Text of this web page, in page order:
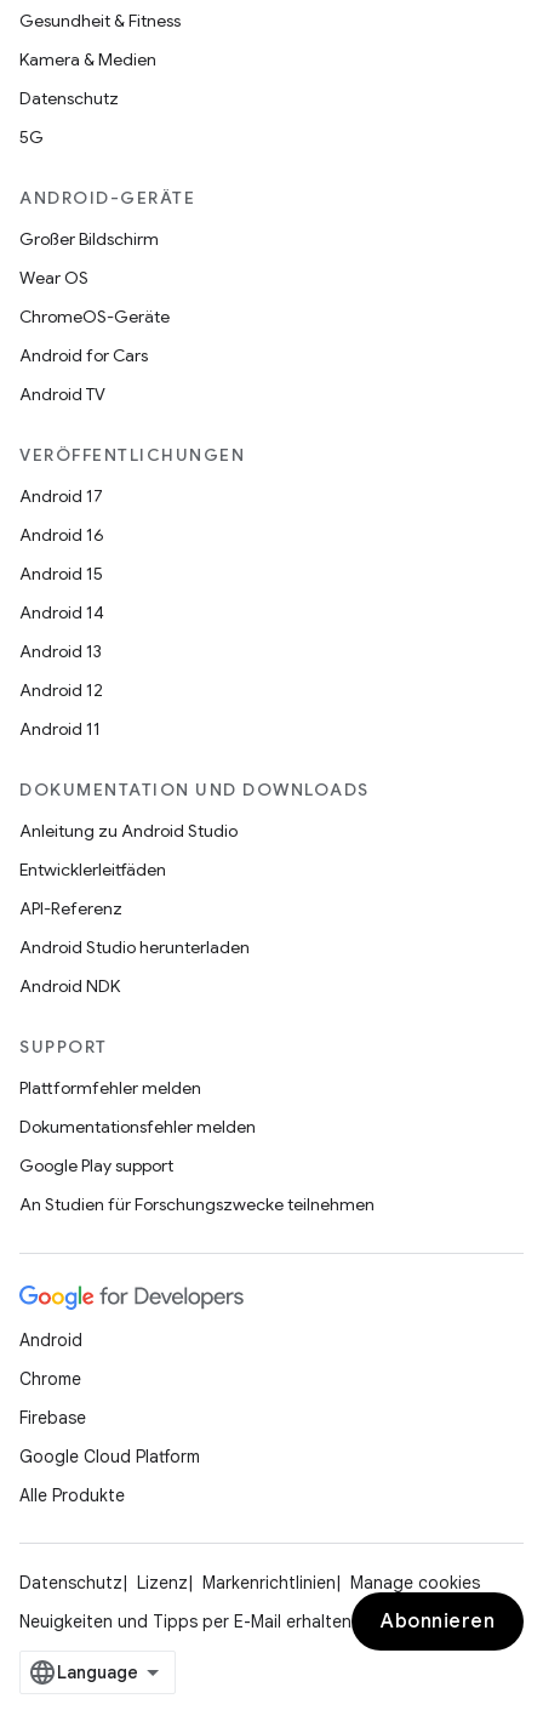
Gesundheit & Fitness
Kamera & Medien
Datenschutz
5G
ANDROID-GERÄTE
Großer Bildschirm
Wear OS
ChromeOS-Geräte
Android for Cars
Android TV
VERÖFFENTLICHUNGEN
Android 17
Android 16
Android 15
Android 14
Android 13
Android 12
Android 11
DOKUMENTATION UND DOWNLOADS
Anleitung zu Android Studio
Entwicklerleitfäden
API-Referenz
Android Studio herunterladen
Android NDK
SUPPORT
Plattformfehler melden
Dokumentationsfehler melden
Google Play support
An Studien für Forschungszwecke teilnehmen
Android
Chrome
Firebase
Google Cloud Platform
Alle Produkte
Datenschutz Lizenz Markenrichtlinien
Manage cookies
Neuigkeiten und Tipps per E-Mail erhalten
Abonnieren